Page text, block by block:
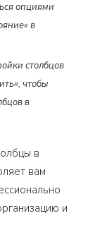
опциями
в
столбцов
чтобы
в
в
вам
и